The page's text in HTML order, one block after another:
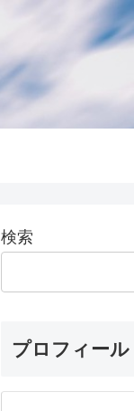
検索
プロフィール